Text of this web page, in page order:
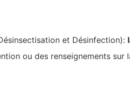
et Désinfection):
ou des renseignements sur